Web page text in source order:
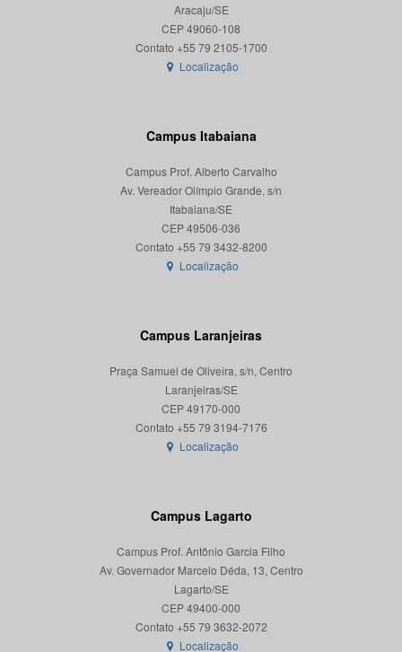
Aracaju/SE
CEP 49060-108
Localização
Campus Itabaiana
Campus Prof. Alberto Carvalho
Av. Vereador Olímpio Grande, s/n
Itabaiana/SE
CEP 49506-036
Localização
Campus Laranjeiras
Praça Samuel de Oliveira, s/n, Centro
Laranjeiras/SE
CEP 49170-000
Localização
Campus Lagarto
Campus Prof. Antônio Garcia Filho
Av. Governador Marcelo Déda, 13, Centro
Lagarto/SE
CEP 49400-000
Localização